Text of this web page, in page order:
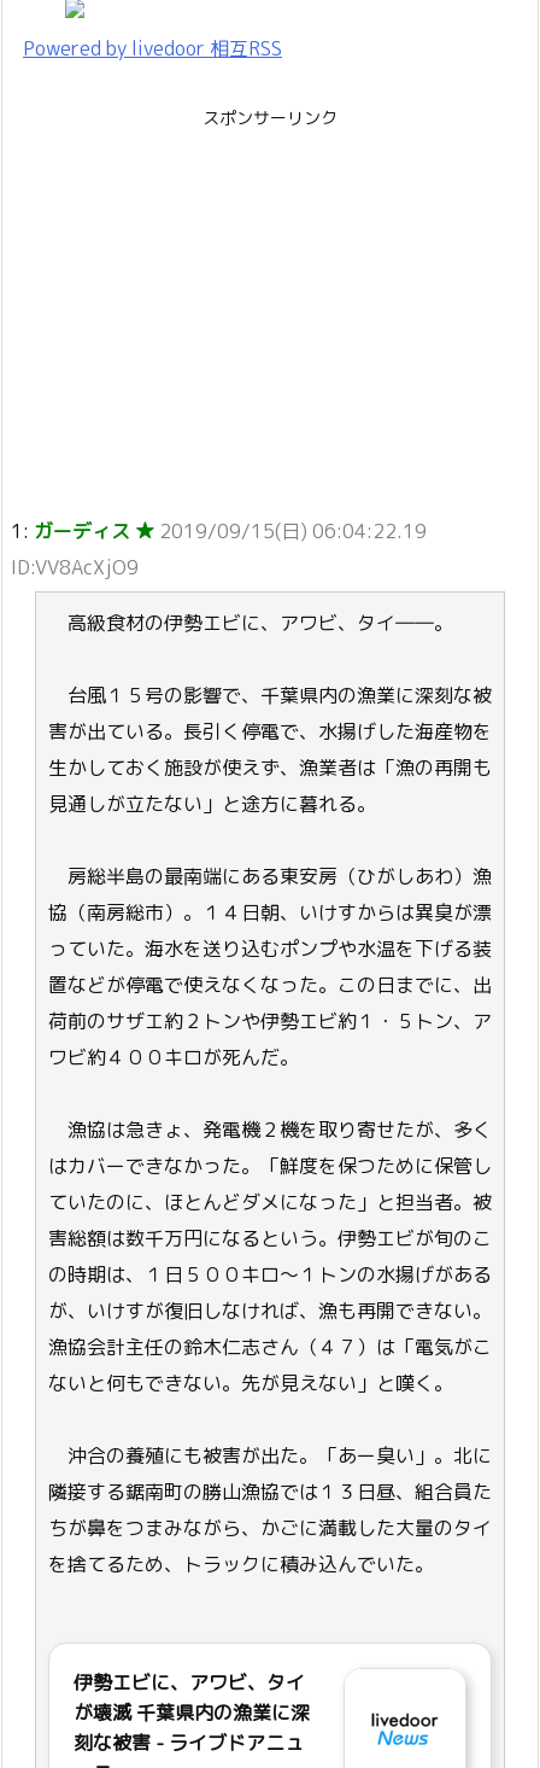
Powered by livedoor 相互RSS
スポンサーリンク
1: ガーディス ★ 2019/09/15(日) 06:04:22.19
ID:VV8AcXjO9
高級食材の伊勢エビに、アワビ、タイ――。
台風１５号の影響で、千葉県内の漁業に深刻な被
害が出ている。長引く停電で、水揚げした海産物を
生かしておく施設が使えず、漁業者は「漁の再開も
見通しが立たない」と途方に暮れる。
房総半島の最南端にある東安房（ひがしあわ）漁
協（南房総市）。１４日朝、いけすからは異臭が漂
っていた。海水を送り込むポンプや水温を下げる装
置などが停電で使えなくなった。この日までに、出
荷前のサザエ約２トンや伊勢エビ約１・５トン、ア
ワビ約４００キロが死んだ。
漁協は急きょ、発電機２機を取り寄せたが、多く
はカバーできなかった。「鮮度を保つために保管し
ていたのに、ほとんどダメになった」と担当者。被
害総額は数千万円になるという。伊勢エビが旬のこ
の時期は、１日５００キロ～１トンの水揚げがある
が、いけすが復旧しなければ、漁も再開できない。
漁協会計主任の鈴木仁志さん（４７）は「電気がこ
ないと何もできない。先が見えない」と嘆く。
沖合の養殖にも被害が出た。「あー臭い」。北に
隣接する鋸南町の勝山漁協では１３日昼、組合員た
ちが鼻をつまみながら、かごに満載した大量のタイ
を捨てるため、トラックに積み込んでいた。
伊勢エビに、アワビ、タイ
が壊滅 千葉県内の漁業に深
刻な被害 - ライブドアニュ